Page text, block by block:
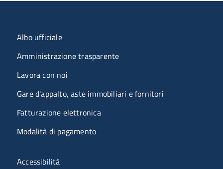
Menu organizzazione
Albo ufficiale
Amministrazione trasparente
Lavora con noi
Gare d'appalto, aste immobiliari e fornitori
Fatturazione elettronica
Modalità di pagamento
Menù riferimenti
Accessibilità